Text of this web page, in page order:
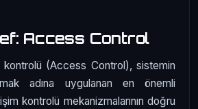
Access Control
kontrolü (Access Control), sistemin
adına uygulanan en önemli
kontrolü mekanizmalarının doğru